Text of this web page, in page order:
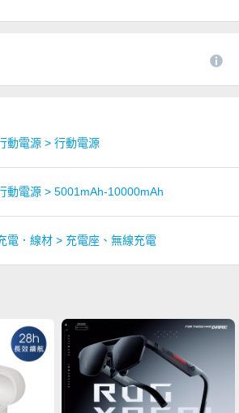
動電源 > 行動電源
動電源 > 5001mAh-10000mAh
電．線材 > 充電座、無線充電